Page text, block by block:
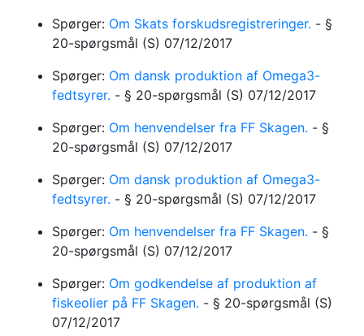
Spørger: Om Skats forskudsregistreringer. - §
20-spørgsmål (S) 07/12/2017
Spørger: Om dansk produktion af Omega3-
fedtsyrer. - § 20-spørgsmål (S) 07/12/2017
Spørger: Om henvendelser fra FF Skagen. - §
20-spørgsmål (S) 07/12/2017
Spørger: Om dansk produktion af Omega3-
fedtsyrer. - § 20-spørgsmål (S) 07/12/2017
Spørger: Om henvendelser fra FF Skagen. - §
20-spørgsmål (S) 07/12/2017
Spørger: Om godkendelse af produktion af
fiskeolier på FF Skagen. - § 20-spørgsmål (S)
07/12/2017